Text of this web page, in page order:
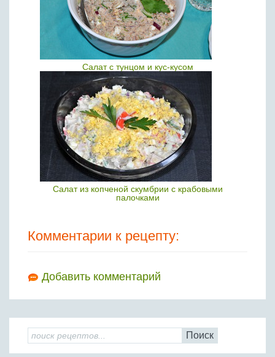
Салат с тунцом и кус-кусом
Салат из копченой скумбрии с крабовыми
палочками
Комментарии к рецепту:
Добавить комментарий
Поиск